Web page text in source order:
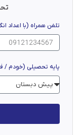
تلفن همراه (با اعداد
پایه تحصیلی (خودم /